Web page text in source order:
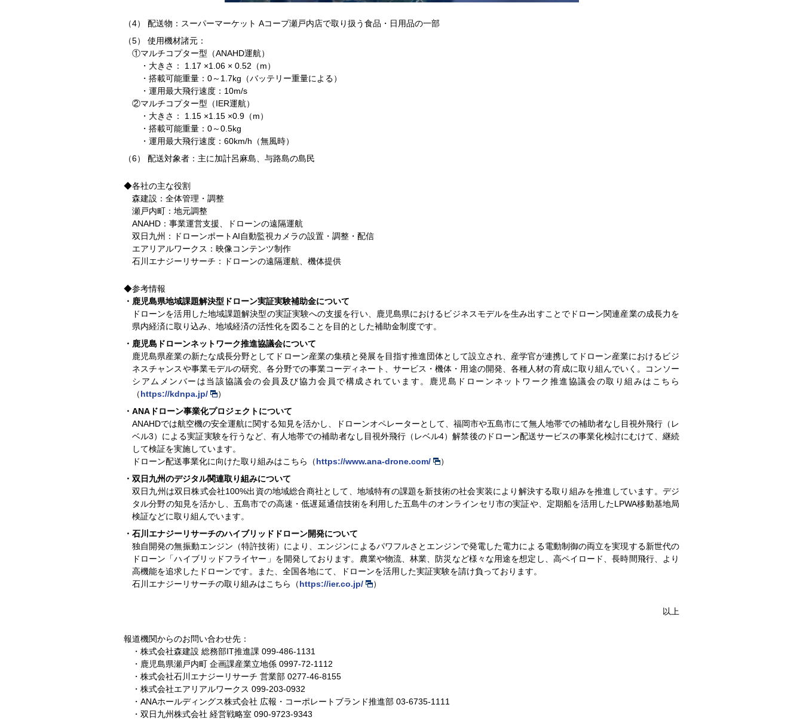
（4） 配送物：スーパーマーケット Aコープ瀬戸内店で取り扱う食品・日用品の一部
（5） 使用機材諸元：
①マルチコプター型（ANAHD運航）
・大きさ： 1.17 ×1.06 × 0.52（m）
・搭載可能重量：0～1.7kg（バッテリー重量による）
・運用最大飛行速度：10m/s
②マルチコプター型（IER運航）
・大きさ： 1.15 ×1.15 ×0.9（m）
・搭載可能重量：0～0.5kg
・運用最大飛行速度：60km/h（無風時）
（6） 配送対象者：主に加計呂麻島、与路島の島民
◆各社の主な役割
森建設：全体管理・調整
瀬戸内町：地元調整
ANAHD：事業運営支援、ドローンの遠隔運航
双日九州：ドローンポートAI自動監視カメラの設置・調整・配信
エアリアルワークス：映像コンテンツ制作
石川エナジーリサーチ：ドローンの遠隔運航、機体提供
◆参考情報
・鹿児島県地域課題解決型ドローン実証実験補助金について
ドローンを活用した地域課題解決型の実証実験への支援を行い、鹿児島県におけるビジネスモデルを生み出すことでドローン関連産業の成長力を
県内経済に取り込み、地域経済の活性化を図ることを目的とした補助金制度です。
・鹿児島ドローンネットワーク推進協議会について
鹿児島県産業の新たな成長分野としてドローン産業の集積と発展を目指す推進団体として設立され、産学官が連携してドローン産業におけるビジ
ネスチャンスや事業モデルの研究、各分野での事業コーディネート、サービス・機体・用途の開発、各種人材の育成に取り組んでいく。コンソー
シアムメンバーは当該協議会の会員及び協力会員で構成されています。鹿児島ドローンネットワーク推進協議会の取り組みはこちら
（https://kdnpa.jp/
）
・ANAドローン事業化プロジェクトについて
ANAHDでは航空機の安全運航に関する知見を活かし、ドローンオペレーターとして、福岡市や五島市にて無人地帯での補助者なし目視外飛行（レ
ベル3）による実証実験を行うなど、有人地帯での補助者なし目視外飛行（レベル4）解禁後のドローン配送サービスの事業化検討にむけて、継続
して検証を実施しています。
ドローン配送事業化に向けた取り組みはこちら（https://www.ana-drone.com/
）
・双日九州のデジタル関連取り組みについて
双日九州は双日株式会社100%出資の地域総合商社として、地域特有の課題を新技術の社会実装により解決する取り組みを推進しています。デジ
タル分野の知見を活かし、五島市での高速・低遅延通信技術を利用した五島牛のオンラインセリ市の実証や、定期船を活用したLPWA移動基地局
検証などに取り組んでいます。
・石川エナジーリサーチのハイブリッドドローン開発について
独自開発の無振動エンジン（特許技術）により、エンジンによるパワフルさとエンジンで発電した電力による電動制御の両立を実現する新世代の
ドローン「ハイブリッドフライヤー」を開発しております。農業や物流、林業、防災など様々な用途を想定し、高ペイロード、長時間飛行、より
高機能を追求したドローンです。また、全国各地にて、ドローンを活用した実証実験を請け負っております。
石川エナジーリサーチの取り組みはこちら（https://ier.co.jp/ ）
以上
報道機関からのお問い合わせ先：
・株式会社森建設 総務部IT推進課 099-486-1131
・鹿児島県瀬戸内町 企画課産業立地係 0997-72-1112
・株式会社石川エナジーリサーチ 営業部 0277-46-8155
・株式会社エアリアルワークス 099-203-0932
・ANAホールディングス株式会社 広報・コーポレートブランド推進部 03-6735-1111
・双日九州株式会社 経営戦略室 090-9723-9343